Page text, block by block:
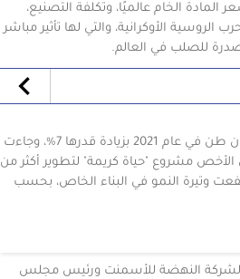
الخام عالميًا، وتكلفة التصنيع،
الروسية الأوكرانية، والتي لها تأثير مباشر
للصلب في العالم.
وبلغ حجم الاستهلاك المحلي من حديد التسليح 7.344 مليون طن في عام 2021 بزيادة قدرها 7%، وجاءت
الأخص مشروع "حياة كريمة" لتطوير أكثر من
وتيرة النمو في البناء الخاص، بحسب
لشركة النهضة للأسمنت ورئيس مجلس